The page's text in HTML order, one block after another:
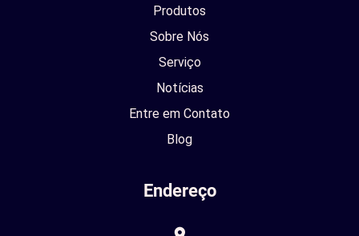
Produtos
Sobre Nós
Serviço
Notícias
Entre em Contato
Blog
Endereço